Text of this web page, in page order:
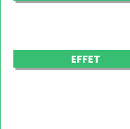
EFFET